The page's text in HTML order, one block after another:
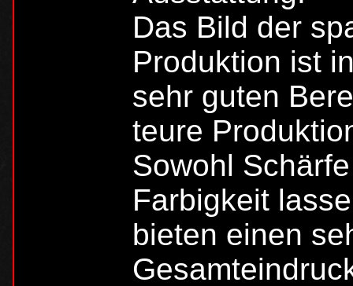
Das Bild der
Produktion ist
sehr guten
teure
Sowohl
Farbigkeit
bieten einen